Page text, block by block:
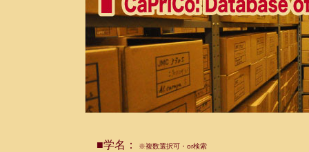
■学名： ※複数選択可・or検索